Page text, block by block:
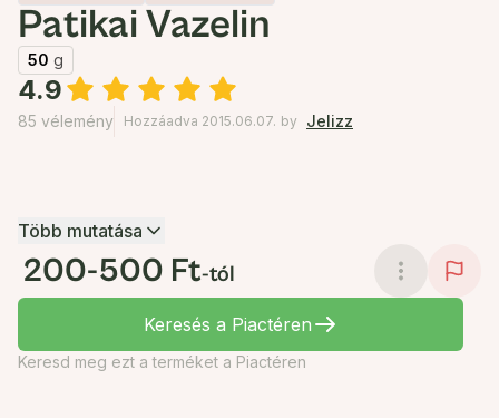
Patikai Vazelin
50 g
4.9
85 vélemény Hozzáadva 2015.06.07. by Jelizz
Több mutatása
200-500 Ft-tól
Keresés a Piactéren
Keresd meg ezt a terméket a Piactéren